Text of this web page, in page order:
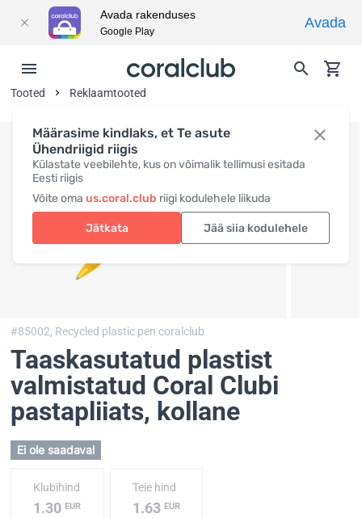
Määrasime kindlaks, et Te asute
Ühendriigid riigis
Külastate veebilehte, kus on võimalik tellimusi esitada
Eesti riigis
Võite oma us.coral.club riigi kodulehele liikuda
Jätkata Jää siia kodulehele
Tooted Reklaamtooted
#85002, Recycled plastic pen coralclub
Taaskasutatud plastist
valmistatud Coral Clubi
pastapliiats, kollane
Ei ole saadaval
Klubihind
1.30 EUR
Teie hind
1.63EUR
Avada rakenduses
Google Play
Avada